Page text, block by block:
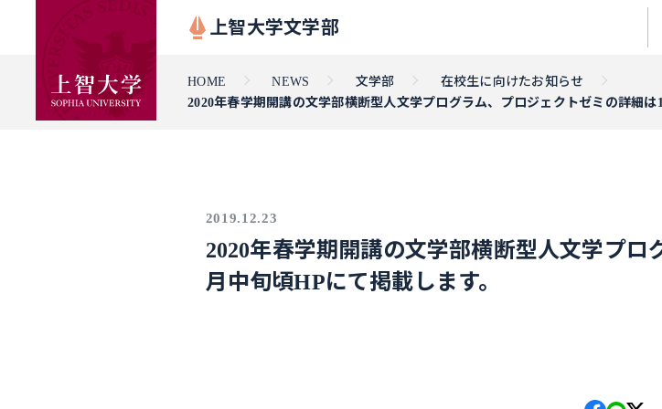
上智大学文学部
HOME NEWS 文学部
在校生に向けたお知らせ
2020年春学期開講の文学部横断型人文学プログラム、プロジェクトゼミの詳細は
2019.12.23
2020年春学期開講の文学部横断型人文学プロ
月中旬頃HPにて掲載します。